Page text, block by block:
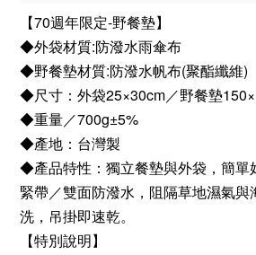
【70週年限定-野餐墊】
◆外袋材質:防潑水雨傘布
◆野餐墊材質:防潑水帆布(聚酯纖維)
◆尺寸：外袋25×30cm／野餐墊
◆重量／700g±5%
◆產地：台灣製
◆產品特性：獨立餐墊與外袋，簡單
緊帶／雙面防潑水，阻隔草地濕氣與
洗，吊掛即速乾。
【特別說明】